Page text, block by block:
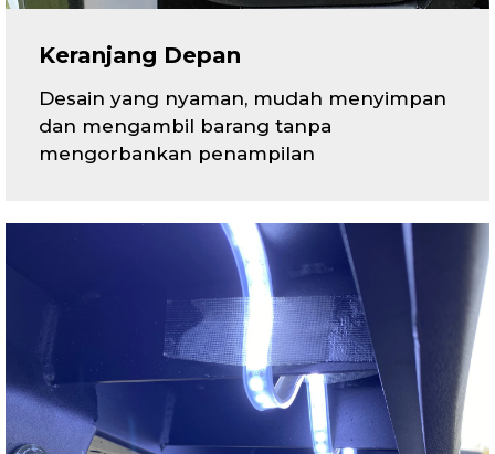
Keranjang Depan
Desain yang nyaman, mudah menyimpan
dan mengambil barang tanpa
mengorbankan penampilan